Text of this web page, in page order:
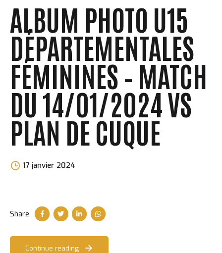
ALBUM PHOTO U15
DÉPARTEMENTALES
FÉMININES – MATCH
DU 14/01/2024 VS
PLAN DE CUQUE
17 janvier 2024
Morgane
Perchet
Share
Continue reading